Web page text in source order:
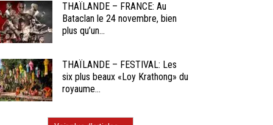
THAÏLANDE – FRANCE: Au
Bataclan le 24 novembre, bien
plus qu’un...
THAÏLANDE – FESTIVAL: Les
six plus beaux «Loy Krathong» du
royaume...